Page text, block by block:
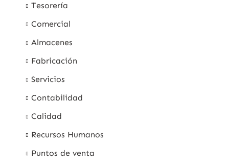
Tesorería
Comercial
Almacenes
Fabricación
Servicios
Contabilidad
Calidad
Recursos Humanos
Puntos de venta